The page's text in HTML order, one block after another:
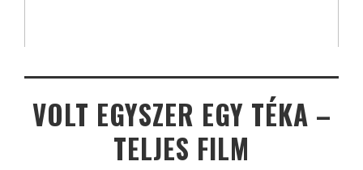
VOLT EGYSZER EGY TÉKA –
TELJES FILM